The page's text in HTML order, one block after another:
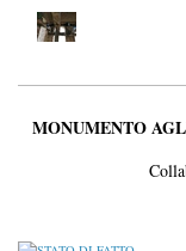
MONUMENTO